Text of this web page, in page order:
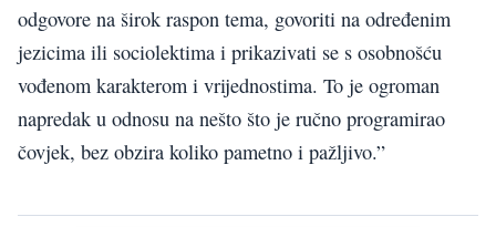
odgovore na širok raspon tema, govoriti na određenim
jezicima ili sociolektima i prikazivati se s osobnošću
vođenom karakterom i vrijednostima. To je ogroman
napredak u odnosu na nešto što je ručno programirao
čovjek, bez obzira koliko pametno i pažljivo.”